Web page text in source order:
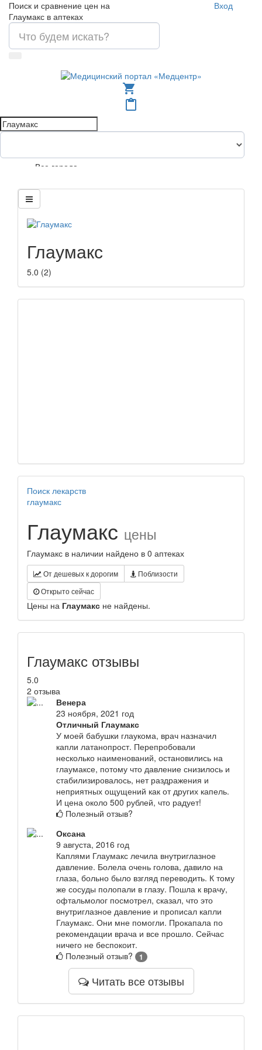
Поиск и сравнение цен на
Глаумакс в аптеках
Вход
shopping_cart
content_paste
Все города
Глаумакс
5.0 (2)
Поиск лекарств
глаумакс
Глаумакс цены
Глаумакс в наличии найдено в 0 аптеках
От дешевых к дорогим
Поблизости
Открыто сейчас
Цены на Глаумакс не найдены.
Глаумакс отзывы
5.0
2 отзыва
Венера
23 ноября, 2021 год
Отличный Глаумакс
У моей бабушки глаукома, врач назначил
капли латанопрост. Перепробовали
несколько наименований, остановились на
глаумаксе, потому что давление снизилось и
стабилизировалось, нет раздражения и
неприятных ощущений как от других капель.
И цена около 500 рублей, что радует!
Полезный отзыв?
Оксана
9 августа, 2016 год
Каплями Глаумакс лечила внутриглазное
давление. Болела очень голова, давило на
глаза, больно было взгляд переводить. К тому
же сосуды полопали в глазу. Пошла к врачу,
офтальмолог посмотрел, сказал, что это
внутриглазное давление и прописал капли
Глаумакс. Они мне помогли. Прокапала по
рекомендации врача и все прошло. Сейчас
ничего не беспокоит.
Полезный отзыв?
1
Читать все отзывы